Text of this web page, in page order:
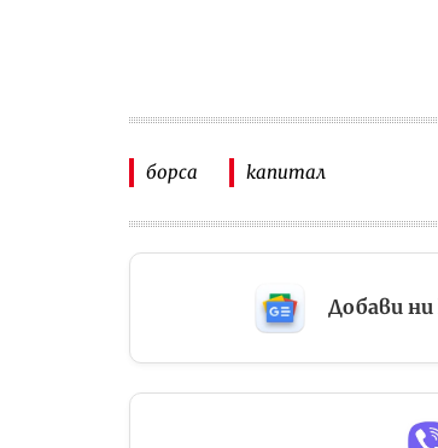
борса капитал
Добави